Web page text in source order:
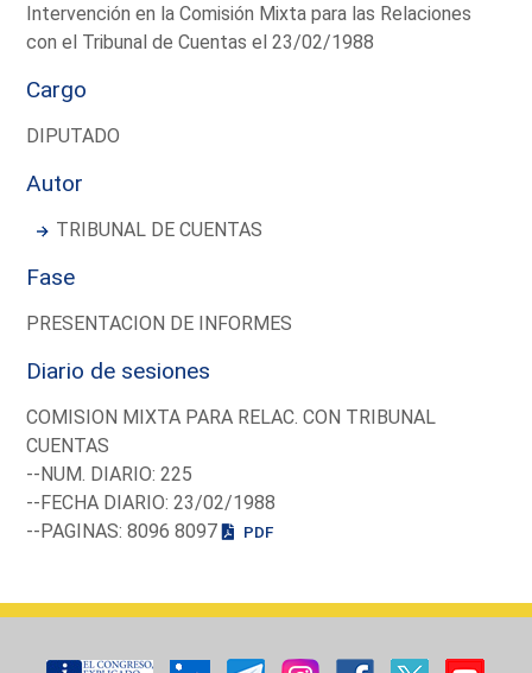
Intervención en la Comisión Mixta para las Relaciones
con el Tribunal de Cuentas el 23/02/1988
Cargo
DIPUTADO
Autor
TRIBUNAL DE CUENTAS
Fase
PRESENTACION DE INFORMES
Diario de sesiones
COMISION MIXTA PARA RELAC. CON TRIBUNAL
CUENTAS
--NUM. DIARIO: 225
--FECHA DIARIO: 23/02/1988
--PAGINAS: 8096 8097
PDF